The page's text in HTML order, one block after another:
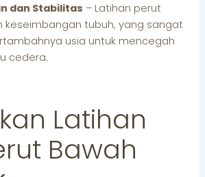
dan Stabilitas – Latihan perut
keseimbangan tubuh, yang sangat
usia untuk mencegah
cedera.
Latihan
Bawah